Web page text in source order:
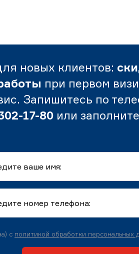
новых клиентов:
при первом
Запишитесь по
17-80 или
с политикой обработки персональных